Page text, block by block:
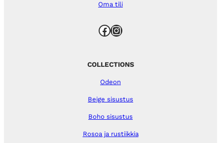
Oma tili
Facebook Instagram
COLLECTIONS
Odeon
Beige sisustus
Boho sisustus
Rosoa ja rustiikkia